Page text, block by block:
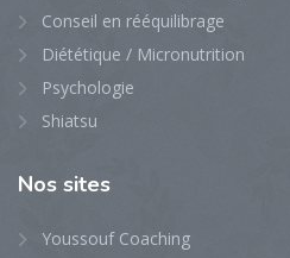
Conseil en rééquilibrage
Diététique / Micronutrition
Psychologie
Shiatsu
Nos sites
Youssouf Coaching